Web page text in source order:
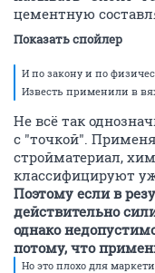
цементную
Показать спойлер
И по закону и по
Известь применили в
Не всё так
с "точкой".
стройматериал,
классифицируют
Поэтому если в
действительно
однако
потому, что
Но это плохо для